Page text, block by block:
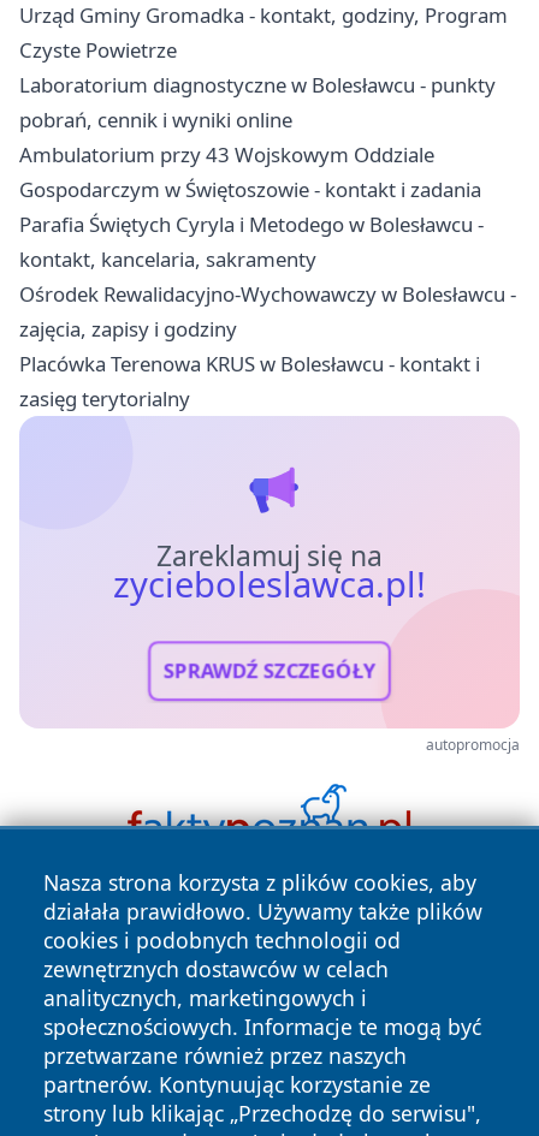
Urząd Gminy Gromadka - kontakt, godziny, Program
Czyste Powietrze
Laboratorium diagnostyczne w Bolesławcu - punkty
pobrań, cennik i wyniki online
Ambulatorium przy 43 Wojskowym Oddziale
Gospodarczym w Świętoszowie - kontakt i zadania
Parafia Świętych Cyryla i Metodego w Bolesławcu -
kontakt, kancelaria, sakramenty
Ośrodek Rewalidacyjno-Wychowawczy w Bolesławcu -
zajęcia, zapisy i godziny
Placówka Terenowa KRUS w Bolesławcu - kontakt i
zasięg terytorialny
Zareklamuj się na
zycieboleslawca.pl!
SPRAWDŹ SZCZEGÓŁY
autopromocja
Nasza strona korzysta z plików cookies, aby
działała prawidłowo. Używamy także plików
cookies i podobnych technologii od
zewnętrznych dostawców w celach
analitycznych, marketingowych i
społecznościowych. Informacje te mogą być
przetwarzane również przez naszych
partnerów. Kontynuując korzystanie ze
strony lub klikając „Przechodzę do serwisu",
Copyright © 2026 zycieboleslawca.pl Wszystkie prawa
zastrzeżone.